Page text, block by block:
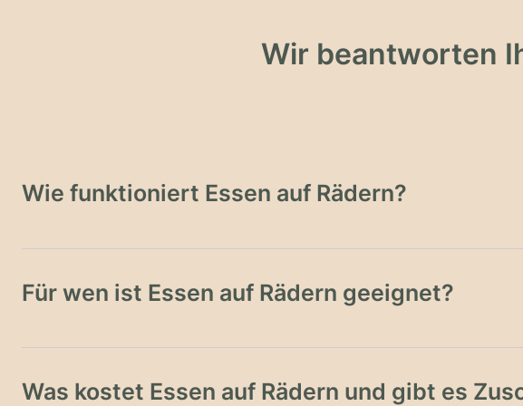
Wir beantworten
Wie funktioniert Essen auf Rädern?
Für wen ist Essen auf Rädern geeignet?
Was kostet Essen auf Rädern und gibt es